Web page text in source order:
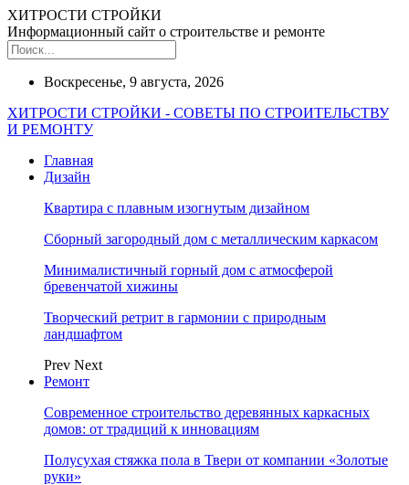
ХИТРОСТИ СТРОЙКИ
Информационный сайт о строительстве и ремонте
Воскресенье, 9 августа, 2026
ХИТРОСТИ СТРОЙКИ - СОВЕТЫ ПО СТРОИТЕЛЬСТВУ
И РЕМОНТУ
Главная
Дизайн
Квартира с плавным изогнутым дизайном
Сборный загородный дом с металлическим каркасом
Минималистичный горный дом с атмосферой
бревенчатой хижины
Творческий ретрит в гармонии с природным
ландшафтом
Prev Next
Ремонт
Современное строительство деревянных каркасных
домов: от традиций к инновациям
Полусухая стяжка пола в Твери от компании «Золотые
руки»